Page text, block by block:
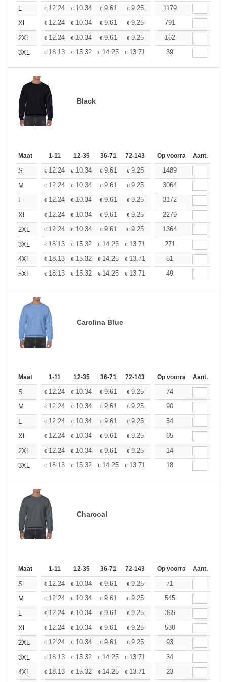
L € 12.24 € 10.34 € 9.61 € 9.25 8.74
1179
XL
€ 12.24 € 10.34 € 9.61 € 9.25 8.74
791
2XL
€ 12.24 € 10.34 € 9.61 € 9.25 8.74
162
3XL
€ 18.13 € 15.32 € 14.25 € 13.71 12.95
39
Black
Maat 1-11 12-35 36-71 72-143 144-287 288 + Meer
Op voorraadAant.
S € 12.24 € 10.34 € 9.61 € 9.25 8.74
1489
M
€ 12.24 € 10.34 € 9.61 € 9.25 8.74
3064
L
€ 12.24 € 10.34 € 9.61 € 9.25 8.74
3172
XL
€ 12.24 € 10.34 € 9.61 € 9.25 8.74
2279
2XL
€ 12.24 € 10.34 € 9.61 € 9.25 8.74
1364
3XL
€ 18.13 € 15.32 € 14.25 € 13.71 12.95
271
4XL
€ 18.13 € 15.32 € 14.25 € 13.71 12.95
51
5XL
€ 18.13 € 15.32 € 14.25 € 13.71 12.95
49
Carolina Blue
Maat 1-11 12-35 36-71 72-143 144-287 288 + Meer
Op voorraadAant.
S € 12.24 € 10.34 € 9.61 € 9.25 8.74
74
M
€ 12.24 € 10.34 € 9.61 € 9.25 8.74
90
L
€ 12.24 € 10.34 € 9.61 € 9.25 8.74
54
XL
€ 12.24 € 10.34 € 9.61 € 9.25 8.74
65
2XL
€ 12.24 € 10.34 € 9.61 € 9.25 8.74
14
3XL
€ 18.13 € 15.32 € 14.25 € 13.71 12.95
18
Charcoal
Maat 1-11 12-35 36-71 72-143 144-287 288 + Meer
Op voorraadAant.
S € 12.24 € 10.34 € 9.61 € 9.25 8.74
71
M
€ 12.24 € 10.34 € 9.61 € 9.25 8.74
545
L
€ 12.24 € 10.34 € 9.61 € 9.25 8.74
365
XL
€ 12.24 € 10.34 € 9.61 € 9.25 8.74
538
2XL
€ 12.24 € 10.34 € 9.61 € 9.25 8.74
93
3XL
€ 18.13 € 15.32 € 14.25 € 13.71 12.95
34
4XL
€ 18.13 € 15.32 € 14.25 € 13.71 12.95
23